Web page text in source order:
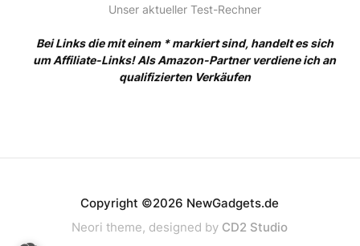
Unser aktueller Test-Rechner
Bei Links die mit einem * markiert sind, handelt es sich
um Affiliate-Links! Als Amazon-Partner verdiene ich an
qualifizierten Verkäufen
Copyright ©2026 NewGadgets.de
Neori theme, designed by CD2 Studio